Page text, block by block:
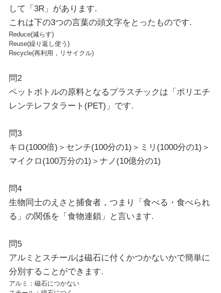
して「3R」があります.
これは下の3つの言葉の頭文字をとったものです.
Reduce(減らす)
Reuse(繰り返し使う)
Recycle(再利用，リサイクル)
問2
ペットボトルの原料となるプラスチックは「ポリエチ
レンテレフタラート(PET)」です.
問3
キロ(1000倍)＞センチ(100分の1)＞ミリ(1000分の1)＞
マイクロ(100万分の1)＞ナノ(10億分の1)
問4
生物同士のえさと捕食者，つまり「食べる・食べられ
る」の関係を「食物連鎖」と言います.
問5
アルミとスチールは磁石に付くかつかないかで簡単に
分別することができます.
アルミ：磁石につかない